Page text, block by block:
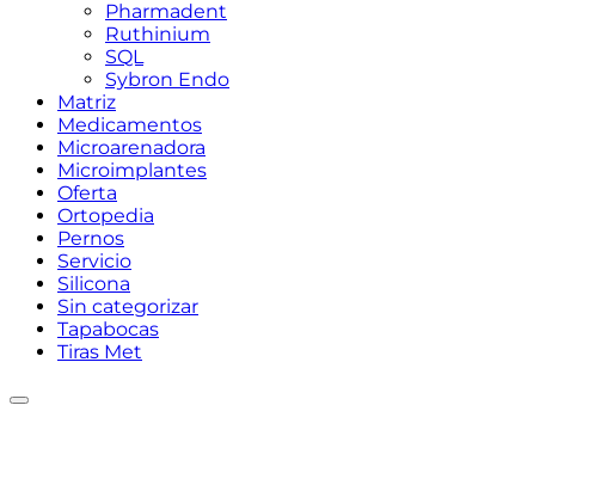
Pharmadent
Ruthinium
SQL
Sybron Endo
Matriz
Medicamentos
Microarenadora
Microimplantes
Oferta
Ortopedia
Pernos
Servicio
Silicona
Sin categorizar
Tapabocas
Tiras Met